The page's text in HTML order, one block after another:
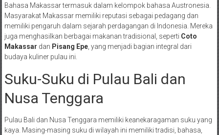
Bahasa Makassar termasuk dalam kelompok bahasa Austronesia.
Masyarakat Makassar memiliki reputasi sebagai pedagang dan
memiliki pengaruh dalam sejarah perdagangan di Indonesia. Mereka
juga menghasilkan berbagai makanan tradisional, seperti Coto
Makassar dan Pisang Epe, yang menjadi bagian integral dari
budaya kuliner pulau ini.
Suku-Suku di Pulau Bali dan
Nusa Tenggara
Pulau Bali dan Nusa Tenggara memiliki keanekaragaman suku yang
kaya. Masing-masing suku di wilayah ini memiliki tradisi, bahasa,